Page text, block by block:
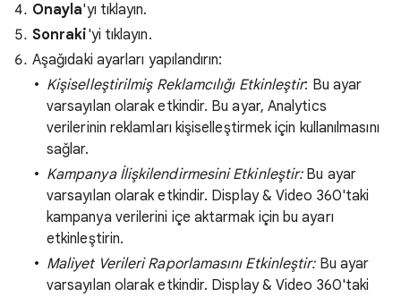
Onayla'yı tıklayın.
Sonraki'yi tıklayın.
Aşağıdaki ayarları yapılandırın:
Kişiselleştirilmiş Reklamcılığı Etkinleştir: Bu ayar
varsayılan olarak etkindir. Bu ayar, Analytics
verilerinin reklamları kişiselleştirmek için kullanılmasını
sağlar.
Kampanya İlişkilendirmesini Etkinleştir:Bu ayar
varsayılan olarak etkindir. Display & Video 360'taki
kampanya verilerini içe aktarmak için bu ayarı
etkinleştirin.
Maliyet Verileri Raporlamasını Etkinleştir:Bu ayar
varsayılan olarak etkindir. Display & Video 360'taki